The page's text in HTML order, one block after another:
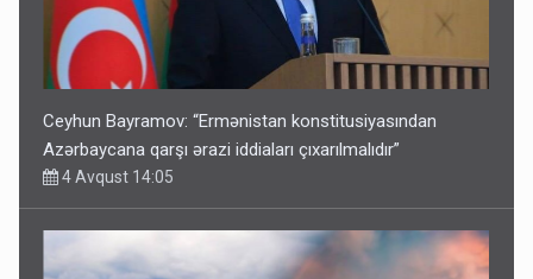
Ceyhun Bayramov: “Ermənistan konstitusiyasından
Azərbaycana qarşı ərazi iddiaları çıxarılmalıdır”
4 Avqust 14:05